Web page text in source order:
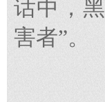
话中，
害者”。